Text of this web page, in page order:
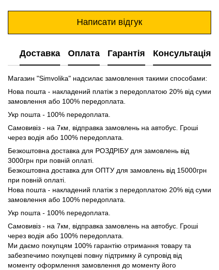
Написати відгук
Доставка Оплата Гарантія Консультація
Магазин "Simvolika" надсилає замовлення такими способами:
Нова пошта - накладений платіж з передоплатою 20% від суми
замовлення або 100% передоплата.
Укр пошта - 100% передоплата.
Самовивіз - на 7км, відправка замовлень на автобус. Гроші
через водія або 100% передоплата.
Безкоштовна доставка для РОЗДРІБУ для замовлень від
3000грн при повній оплаті.
Безкоштовна доставка для ОПТУ для замовлень від 15000грн
при повній оплаті.
Нова пошта - накладений платіж з передоплатою 20% від суми
замовлення або 100% передоплата.
Укр пошта - 100% передоплата.
Самовивіз - на 7км, відправка замовлень на автобус. Гроші
через водія або 100% передоплата.
Ми даємо покупцям 100% гарантію отримання товару та
забезпечимо покупцеві повну підтримку й супровід від
моменту оформлення замовлення до моменту його